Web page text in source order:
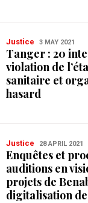
Justice 3 MAY 2021
Tanger : 20
violation de
sanitaire et
hasard
Justice 28 APRIL 2021
Enquêtes et
auditions en
projets de
digitalisation